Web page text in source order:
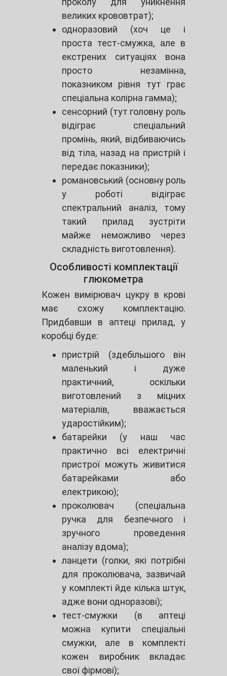
великих крововтрат);
одноразовий (хоч це і
проста тест-смужка, але в
екстрених ситуаціях вона
просто незамінна,
показником рівня тут грає
спеціальна колірна гамма);
сенсорний (тут головну роль
відіграє спеціальний
промінь, який, відбиваючись
від тіла, назад на пристрій і
передає показники);
романовський (основну роль
у роботі відіграє
спектральний аналіз, тому
такий прилад зустріти
майже неможливо через
складність виготовлення).
Особливості комплектації
глюкометра
Кожен вимірювач цукру в крові
має схожу комплектацію.
Придбавши в аптеці прилад, у
коробці буде:
пристрій (здебільшого він
маленький і дуже
практичний, оскільки
виготовлений з міцних
матеріалів, вважається
ударостійким);
батарейки (у наш час
практично всі електричні
пристрої можуть живитися
батарейками або
електрикою);
проколювач (спеціальна
ручка для безпечного і
зручного проведення
аналізу вдома);
ланцети (голки, які потрібні
для проколювача, зазвичай
у комплекті йде кілька штук,
адже вони одноразові);
тест-смужки (в аптеці
можна купити спеціальні
смужки, але в комплекті
кожен виробник вкладає
свої фірмові);